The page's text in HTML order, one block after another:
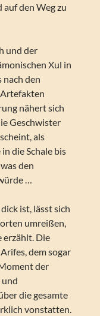
auf den Weg zu
und der
Xul in
den
Artefakten
nähert sich
Geschwister
als
die Schale bis
den
…
ist, lässt sich
umreißen,
erzählt. Die
dem sogar
der
und
die gesamte
vonstatten.